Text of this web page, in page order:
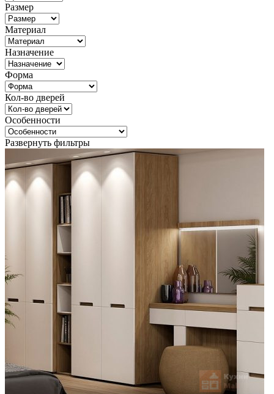
Размер
Материал
Назначение
Форма
Кол-во дверей
Особенности
Развернуть фильтры